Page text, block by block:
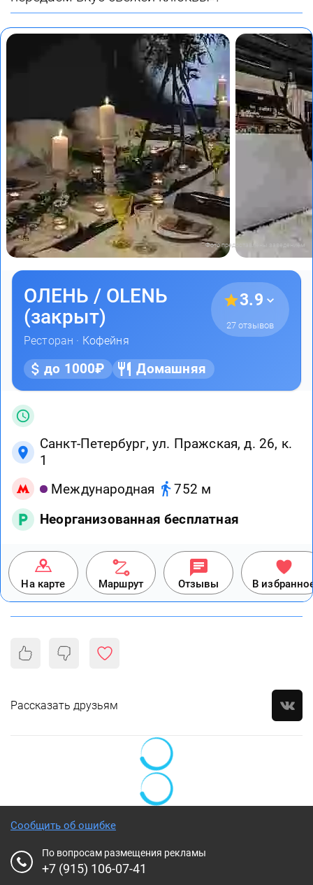
Фото предоставлены заведением
ОЛЕНЬ / OLENЬ
(закрыт)
Ресторан · Кофейня
3.9
27 отзывов
до 1000₽ Домашняя
Санкт-Петербург, ул. Пражская, д. 26, к.
1
Международная
752 м
Неорганизованная бесплатная
На карте Маршрут Отзывы В
Рассказать друзьям
Сообщить об ошибке
По вопросам размещения рекламы
+7 (915) 106-07-41